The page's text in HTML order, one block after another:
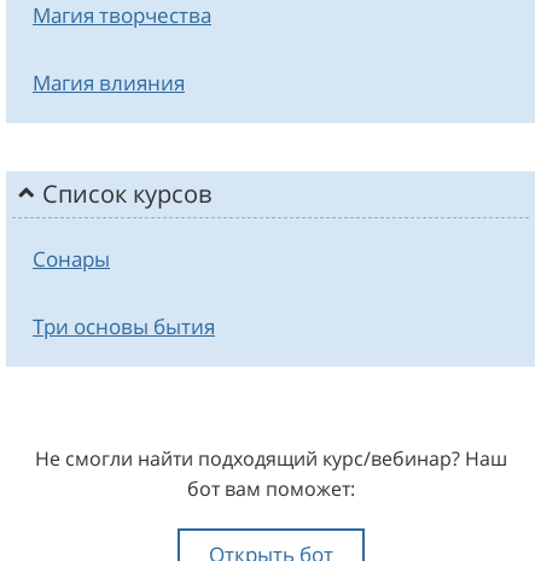
Магия творчества
Магия влияния
Список курсов
Сонары
Три основы бытия
Не смогли найти подходящий курс/вебинар? Наш
бот вам поможет:
Открыть бот